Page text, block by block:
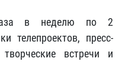
в неделю по 2
телепроектов, пресс-
встречи и